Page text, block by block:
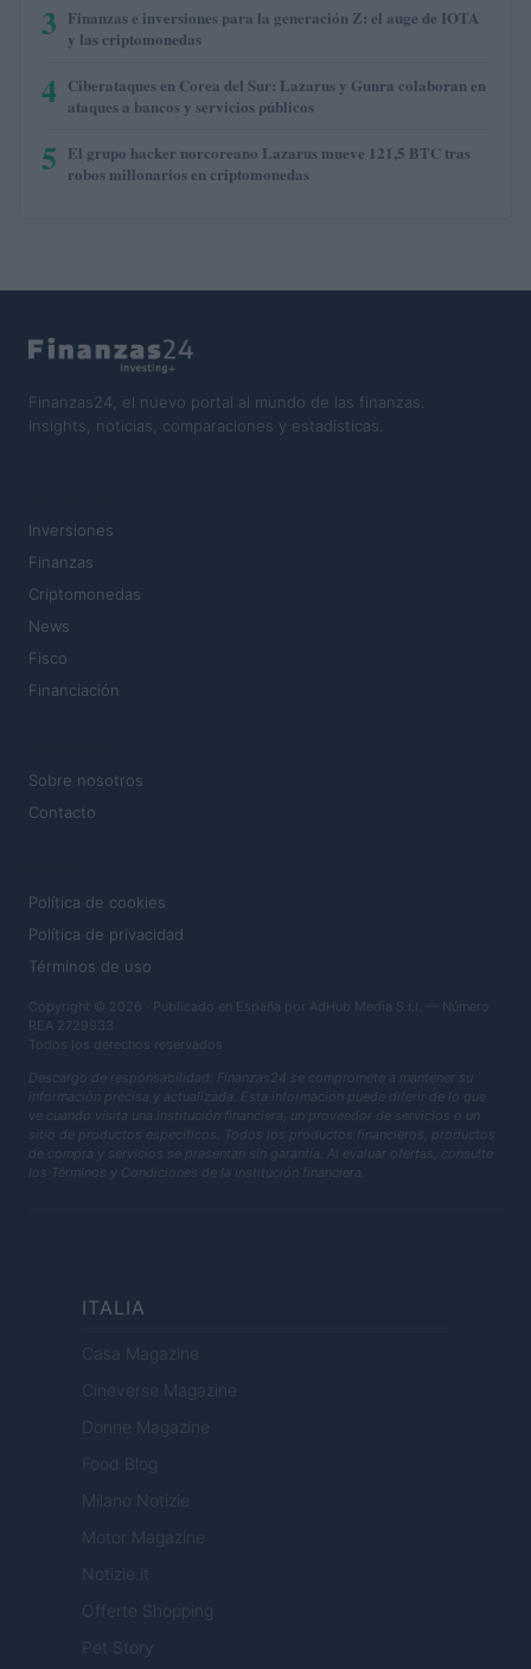
3 Finanzas e inversiones para la generación Z: el auge de IOTA
y las criptomonedas
4 Ciberataques en Corea del Sur: Lazarus y Gunra colaboran en
ataques a bancos y servicios públicos
5 El grupo hacker norcoreano Lazarus mueve 121,5 BTC tras
robos millonarios en criptomonedas
Finanzas24, el nuevo portal al mundo de las finanzas.
Insights, noticias, comparaciones y estadísticas.
Inversiones
Finanzas
Criptomonedas
News
Fisco
Financiación
Sobre nosotros
Contacto
Política de cookies
Política de privacidad
Términos de uso
Copyright © 2026 · Publicado en España por AdHub Media S.r.l. — Número
REA 2729933
Todos los derechos reservados
Descargo de responsabilidad: Finanzas24 se compromete a mantener su
información precisa y actualizada. Esta información puede diferir de lo que
ve cuando visita una institución financiera, un proveedor de servicios o un
sitio de productos específicos. Todos los productos financieros, productos
de compra y servicios se presentan sin garantía. Al evaluar ofertas, consulte
los Términos y Condiciones de la institución financiera.
ITALIA
Casa Magazine
Cineverse Magazine
Donne Magazine
Food Blog
Milano Notizie
Motor Magazine
Notizie.it
Offerte Shopping
Pet Story